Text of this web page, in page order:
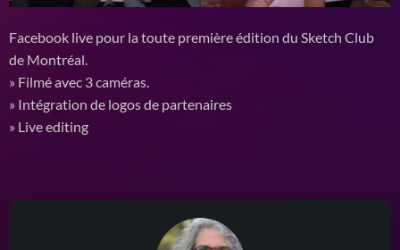
Facebook live pour la toute première édition du Sketch Club
de Montréal.
» Filmé avec 3 caméras.
» Intégration de logos de partenaires
» Live editing